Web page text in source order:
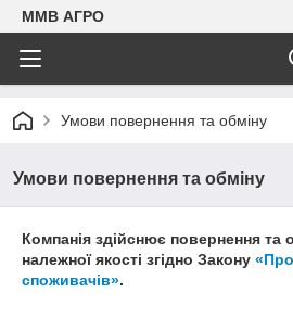
ММВ АГРО
Умови повернення та обміну
Умови повернення та обміну
Компанія здійснює повернення та
належної якості згідно Закону
споживачів».